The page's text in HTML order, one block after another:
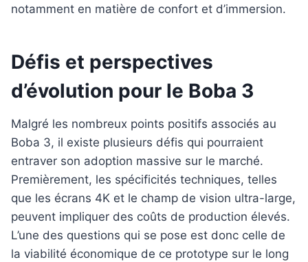
notamment en matière de confort et d’immersion.
Défis et perspectives
d’évolution pour le Boba 3
Malgré les nombreux points positifs associés au
Boba 3, il existe plusieurs défis qui pourraient
entraver son adoption massive sur le marché.
Premièrement, les spécificités techniques, telles
que les écrans 4K et le champ de vision ultra-large,
peuvent impliquer des coûts de production élevés.
L’une des questions qui se pose est donc celle de
la viabilité économique de ce prototype sur le long